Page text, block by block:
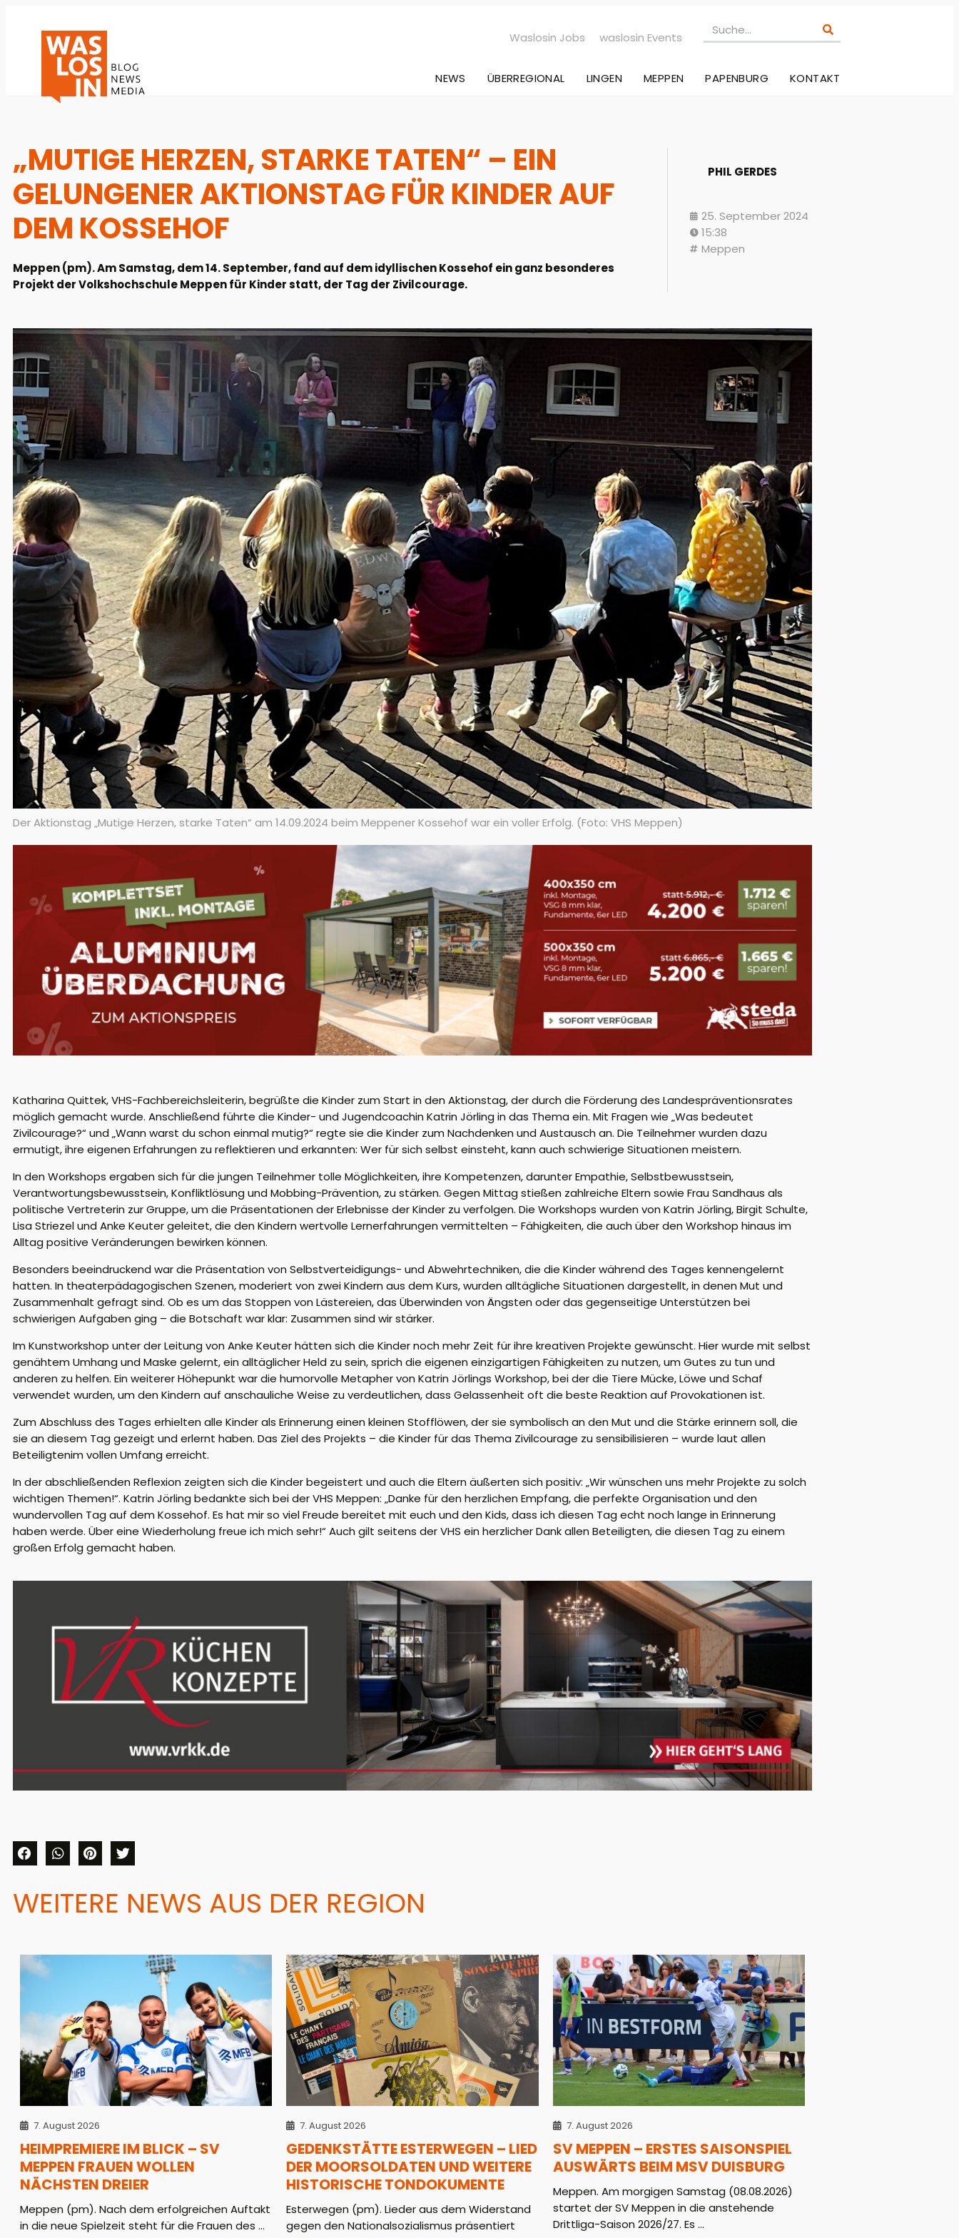
Waslosin Jobs waslosin Events
NEWS ÜBERREGIONAL LINGEN MEPPEN PAPENBURG KONTAKT
„MUTIGE HERZEN, STARKE TATEN“ – EIN
GELUNGENER AKTIONSTAG FÜR KINDER AUF
DEM KOSSEHOF
Meppen (pm). Am Samstag, dem 14. September, fand auf dem idyllischen Kossehof ein ganz besonderes
Projekt der Volkshochschule Meppen für Kinder statt, der Tag der Zivilcourage.
PHIL GERDES
25. September 2024
15:38
Meppen
Der Aktionstag „Mutige Herzen, starke Taten“ am 14.09.2024 beim Meppener Kossehof war ein voller Erfolg. (Foto: VHS Meppen)
Katharina Quittek, VHS-Fachbereichsleiterin,begrüßte die Kinder zum Start in den Aktionstag,der durch die Förderung des Landespräventionsrates
möglich gemacht wurde. Anschließend führte die Kinder- und Jugendcoachin Katrin Jörling in das Thema ein. Mit Fragen wie „Was bedeutet
Zivilcourage?“ und „Wann warst du schon einmal mutig?“ regte sie die Kinder zum Nachdenken und Austausch an. Die Teilnehmer wurden dazu
ermutigt, ihre eigenen Erfahrungen zu reflektieren und erkannten: Wer für sich selbst einsteht, kann auch schwierige Situationen meistern.
In den Workshops ergaben sich für die jungen Teilnehmer tolle Möglichkeiten,ihre Kompetenzen, darunter Empathie, Selbstbewusstsein,
Verantwortungsbewusstsein, Konfliktlösung und Mobbing-Prävention, zu stärken. Gegen Mittag stießen zahlreiche Eltern sowie Frau Sandhaus als
politische Vertreterin zur Gruppe, um die Präsentationen der Erlebnisse der Kinder zu verfolgen. Die Workshops wurden von Katrin Jörling, Birgit Schulte,
Lisa Striezel und Anke Keuter geleitet, die den Kindern wertvolle Lernerfahrungen vermittelten – Fähigkeiten, die auch über den Workshop hinaus im
Alltag positive Veränderungen bewirken können.
Besonders beeindruckend war die Präsentation von Selbstverteidigungs- und Abwehrtechniken, die die Kinder während des Tages kennengelernt
hatten. In theaterpädagogischen Szenen, moderiert von zwei Kindern aus dem Kurs, wurden alltägliche Situationen dargestellt, in denen Mut und
Zusammenhalt gefragt sind. Ob es um das Stoppen von Lästereien, das Überwinden von Ängsten oder das gegenseitige Unterstützen bei
schwierigen Aufgaben ging – die Botschaft war klar: Zusammen sind wir stärker.
Im Kunstworkshop unter der Leitung von Anke Keuter hätten sich die Kinder noch mehr Zeit für ihre kreativen Projekte gewünscht. Hier wurde mit selbst
genähtem Umhang und Maske gelernt, ein alltäglicher Held zu sein, sprich die eigenen einzigartigen Fähigkeiten zu nutzen, um Gutes zu tun und
anderen zu helfen. Ein weiterer Höhepunkt war die humorvolle Metapher von Katrin Jörlings Workshop, bei der die Tiere Mücke, Löwe und Schaf
verwendet wurden, um den Kindern auf anschauliche Weise zu verdeutlichen, dass Gelassenheit oft die beste Reaktion auf Provokationen ist.
Zum Abschluss des Tages erhielten alle Kinder als Erinnerung einen kleinen Stofflöwen, der sie symbolisch an den Mut und die Stärke erinnern soll, die
sie an diesem Tag gezeigt und erlernt haben. Das Ziel des Projekts – die Kinder für das Thema Zivilcourage zu sensibilisieren – wurde laut allen
Beteiligtenim vollen Umfang erreicht.
In der abschließenden Reflexion zeigten sich die Kinder begeistert und auch die Eltern äußerten sich positiv: „Wir wünschen uns mehr Projekte zu solch
wichtigen Themen!“. Katrin Jörling bedankte sich beider VHS Meppen: „Danke für den herzlichen Empfang, die perfekte Organisation und den
wundervollen Tag auf dem Kossehof. Es hat mir so viel Freude bereitet mit euch und den Kids, dass ich diesen Tag echt noch lange in Erinnerung
haben werde. Über eine Wiederholung freue ich mich sehr!“ Auch gilt seitens der VHS ein herzlicher Dank allen Beteiligten, die diesen Tag zu einem
großen Erfolg gemacht haben.
WEITERE NEWS AUS DER REGION
7. August 2026
HEIMPREMIERE IM BLICK – SV
MEPPEN FRAUEN WOLLEN
NÄCHSTEN DREIER
Meppen (pm). Nach dem erfolgreichen Auftakt
in die neue Spielzeit steht für die Frauen des ...
7. August 2026
GEDENKSTÄTTE ESTERWEGEN – LIED
DER MOORSOLDATEN UND WEITERE
HISTORISCHE TONDOKUMENTE
Esterwegen (pm). Lieder aus dem Widerstand
gegen den Nationalsozialismus präsentiert
7. August 2026
SV MEPPEN – ERSTES SAISONSPIEL
AUSWÄRTS BEIM MSV DUISBURG
Meppen. Am morgigen Samstag (08.08.2026)
startet der SV Meppen in die anstehende
Drittliga-Saison 2026/27. Es ...